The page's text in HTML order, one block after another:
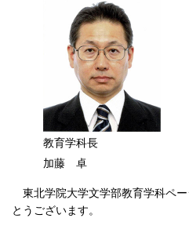
教育学科長
加藤 卓
東北学院大学文学部教育学科ペ
とうございます。